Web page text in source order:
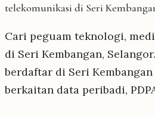
telekomunikasi di Seri
Cari peguam teknologi,
di Seri Kembangan,
berdaftar di Seri
berkaitan data peribadi,